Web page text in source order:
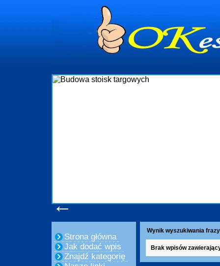
←
Strona główna
Jak dodać wpis
Znajdź kategorię
Wynik wyszukiwania
Brak wpisów